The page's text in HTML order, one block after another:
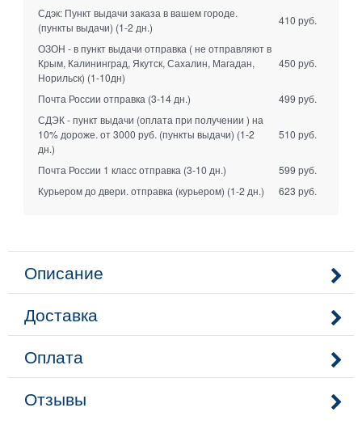
Сдэк: Пункт выдачи заказа в вашем городе.
(пункты выдачи) (1-2 дн.)
410 руб.
ОЗОН - в пункт выдачи отправка ( не отправляют в
Крым, Калининград, Якутск, Сахалин, Магадан,
Норильск) (1-10дн)
450 руб.
Почта России отправка (3-14 дн.)
499 руб.
СДЭК - пункт выдачи (оплата при получении ) на
10% дороже. от 3000 руб. (пункты выдачи) (1-2
дн.)
510 руб.
Почта России 1 класс отправка (3-10 дн.)
599 руб.
Курьером до двери. отправка (курьером) (1-2 дн.) 623 руб.
Описание
Доставка
Оплата
Отзывы